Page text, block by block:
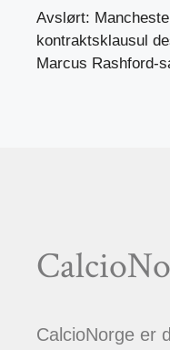
Avslørt:
kontraktsklausul
Marcus Rashford-
CalcioNorge er